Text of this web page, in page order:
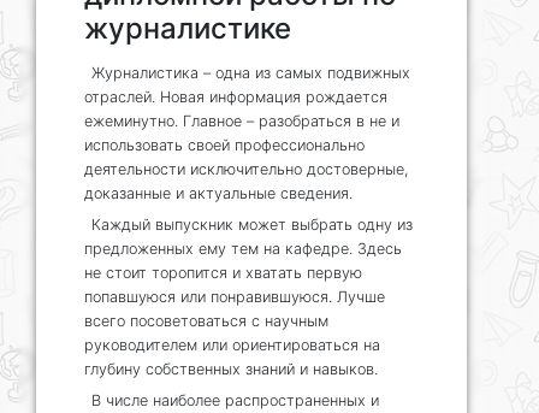
журналистике
Журналистика – одна из самых подвижных
отраслей. Новая информация рождается
ежеминутно. Главное – разобраться в не и
использовать своей профессионально
деятельности исключительно достоверные,
доказанные и актуальные сведения.
Каждый выпускник может выбрать одну из
предложенных ему тем на кафедре. Здесь
не стоит торопится и хватать первую
попавшуюся или понравившуюся. Лучше
всего посоветоваться с научным
руководителем или ориентироваться на
глубину собственных знаний и навыков.
В числе наиболее распространенных и